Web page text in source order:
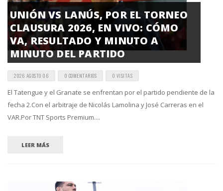
UNIÓN VS LANÚS, POR EL TORNEO
CLAUSURA 2026, EN VIVO: CÓMO
VA, RESULTADO Y MINUTO A
MINUTO DEL PARTIDO
2026 AGOSTO 06 0 COMENTARIOS 0 VISITAS
El Tatengue y el Granate se enfrentan por el partido pendiente de la
fecha 2.Con el arbitraje de Nicolás Lamolina y José Carreras en el
VAR.Por TNT Sports Premium....
LEER MÁS